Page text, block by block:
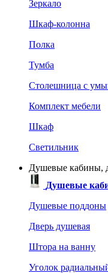
Зеркало
Шкаф-колонна
Полка
Тумба
Столешница с
Комплект мебели
Шкаф
Светильник
Душевые кабины,
Душевые
Душевые поддоны
Дверь душевая
Штора на ванну
Уголок